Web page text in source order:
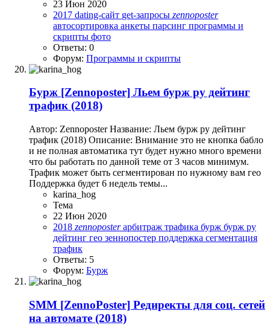
23 Июн 2020
2017 dating-сайт get-запросы zennoposter
автосортировка анкеты парсинг программы и
скрипты фото
Ответы: 0
Форум: Программы и скрипты
Бурж [Zennoposter] Льем бурж ру дейтинг
трафик (2018)
Автор: Zennoposter Название: Льем бурж ру дейтинг
трафик (2018) Описание: Внимание это не кнопка бабло
и не полная автоматика тут будет нужно много времени
что бы работать по данной теме от 3 часов минимум.
Трафик может быть сегментирован по нужному вам гео
Поддержка будет 6 недель темы...
karina_hog
Тема
22 Июн 2020
2018 zennoposter арбитраж трафика бурж бурж ру
дейтинг гео зеннопостер поддержка сегментация
трафик
Ответы: 5
Форум: Бурж
SMM [ZennoPoster] Редиректы для соц. сетей
на автомате (2018)